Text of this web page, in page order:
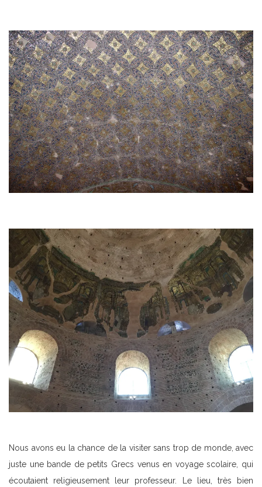
Nous avons eu la chance de la visiter sans trop de monde, avec
juste une bande de petits Grecs venus en voyage scolaire, qui
écoutaient religieusement leur professeur. Le lieu, très bien